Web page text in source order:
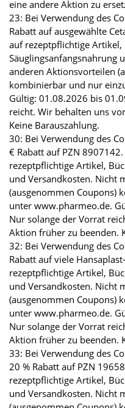
eine andere Aktion zu
23: Bei Verwendung des
Rabatt auf ausgewählte
auf rezeptpflichtige Artikel,
Säuglingsanfangsnahrung
anderen Aktionsvorteilen
kombinierbar und nur
Gültig: 01.08.2026 bis
reicht. Wir behalten uns
Keine Barauszahlung.
30: Bei Verwendung des
€ Rabatt auf PZN
rezeptpflichtige Artikel,
und Versandkosten. Nicht
(ausgenommen Coupons)
unter www.pharmeo.de.
Nur solange der Vorrat
Aktion früher zu beenden.
32: Bei Verwendung des
Rabatt auf viele
rezeptpflichtige Artikel,
und Versandkosten. Nicht
(ausgenommen Coupons)
unter www.pharmeo.de.
Nur solange der Vorrat
Aktion früher zu beenden.
33: Bei Verwendung des
20 % Rabatt auf PZN
rezeptpflichtige Artikel,
und Versandkosten. Nicht